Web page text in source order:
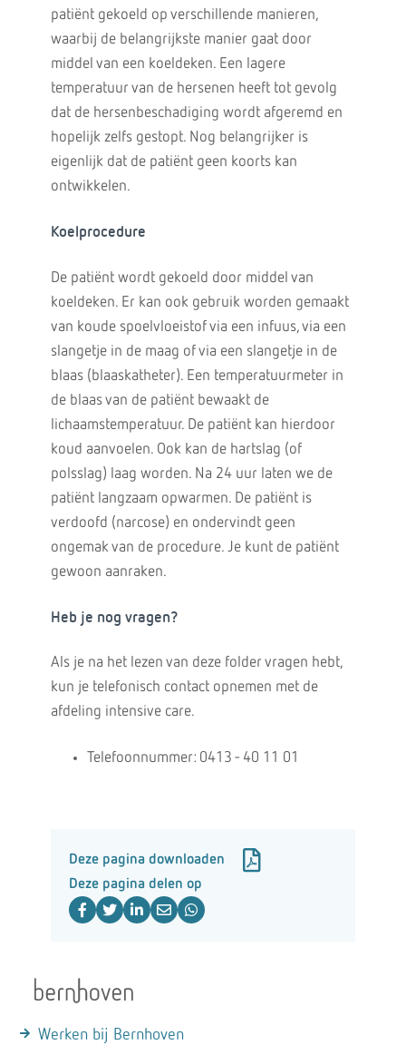
patiënt gekoeld op verschillende manieren,
waarbij de belangrijkste manier gaat door
middel van een koeldeken. Een lagere
temperatuur van de hersenen heeft tot gevolg
dat de hersenbeschadiging wordt afgeremd en
hopelijk zelfs gestopt. Nog belangrijker is
eigenlijk dat de patiënt geen koorts kan
ontwikkelen.
Koelprocedure
De patiënt wordt gekoeld door middel van
koeldeken. Er kan ook gebruik worden gemaakt
van koude spoelvloeistof via een infuus, via een
slangetje in de maag of via een slangetje in de
blaas (blaaskatheter). Een temperatuurmeter in
de blaas van de patiënt bewaakt de
lichaamstemperatuur. De patiënt kan hierdoor
koud aanvoelen. Ook kan de hartslag (of
polsslag) laag worden. Na 24 uur laten we de
patiënt langzaam opwarmen. De patiënt is
verdoofd (narcose) en ondervindt geen
ongemak van de procedure. Je kunt de patiënt
gewoon aanraken.
Heb je nog vragen?
Als je na het lezen van deze folder vragen hebt,
kun je telefonisch contact opnemen met de
afdeling intensive care.
Telefoonnummer: 0413 - 40 11 01
Deze pagina downloaden
Deze pagina delen op
Werken bij Bernhoven